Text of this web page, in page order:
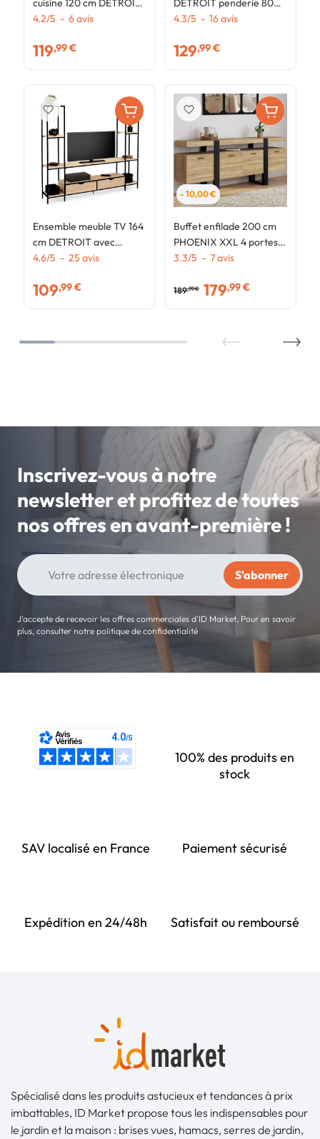
cuisine 120 cm DETROIT
plan de travail H.83 cm 1
industriel
4.2/5 - 6avis
119,99 €
Ensemble meuble TV 164
cm DETROIT avec
étagères design
4.6/5 - 25 avis
109,99 €
favorite_border
DETROIT penderie 80
cm avec étagères
capacité design industriel
4.3/5 - 16avis
129,99 €
- 10,00 €
Buffet enfilade 200 cm
PHOENIX XXL 4 portes
avec niche bois et noir
3.3/5 - 7avis
189,99 € 179,99 €
favorite_border
Inscrivez-vous à notre
newsletter et profitez de toutes
nos offres en avant-première !
J'accepte de recevoir les offres commerciales d'ID Market. Pour en savoir
plus, consulter notre politique de confidentialité
100% des produits en
stock
SAV localisé en France Paiement sécurisé
Expédition en 24/48h Satisfait ou remboursé
Spécialisé dans les produits astucieux et tendances à prix
imbattables, ID Market propose tous les indispensables pour
le jardin et la maison : brises vues, hamacs, serres de jardin,